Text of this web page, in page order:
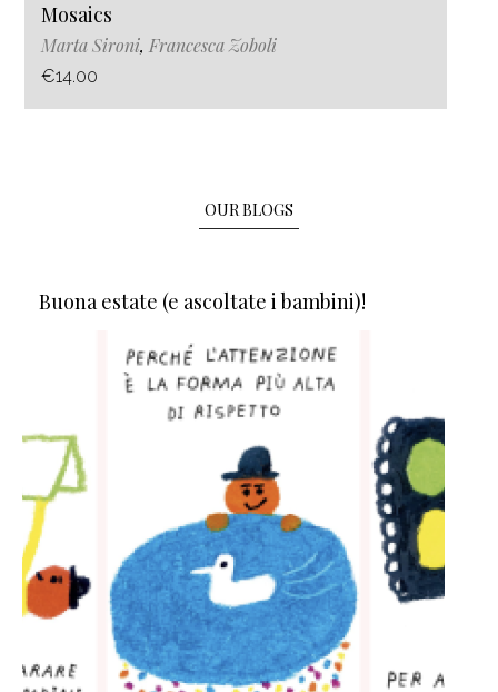
Mosaics
Marta Sironi, Francesca Zoboli
€14.00
OUR BLOGS
Buona estate (e ascoltate i bambini)!